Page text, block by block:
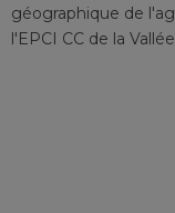
géographique de
l'EPCI CC de la